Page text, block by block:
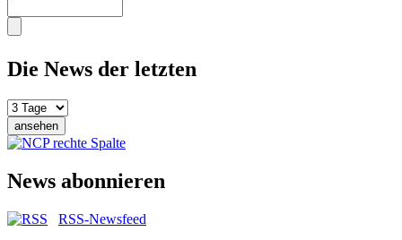
Die News der letzten
News abonnieren
RSS-Newsfeed